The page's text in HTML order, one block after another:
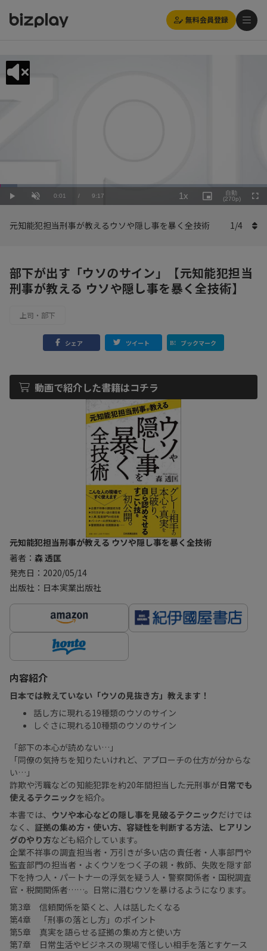
無料会員登録
Play UnmuteCurrent
0:01 / Duration
9:17
Loaded:
6.47%
1x
Rate
Picture-
in-
自動
(270p)
元知能犯担当刑事が教えるウソや隠し事を暴く全技術 1/4
部下が出す「ウソのサイン」【元知能犯担当
刑事が教える ウソや隠し事を暴く全技術】
上司・部下
シェア ツイート ブックマーク
動画で紹介した書籍はコチラ
元知能犯担当刑事が教える ウソや隠し事を暴く全技術
著者： 森 透匡
発売日：2020/05/14
出版社：日本実業出版社
内容紹介
日本では教えていない「ウソの見抜き方」教えます！
話し方に現れる19種類のウソのサイン
しぐさに現れる10種類のウソのサイン
「部下の本心が読めない…」
「同僚の気持ちを知りたいけれど、アプローチの仕方が分からな
い…」
詐欺や汚職などの知能犯罪を約20年間担当した元刑事が日常でも
使えるテクニックを紹介。
本書では、 ウソや本心などの隠し事を見破るテクニックだけでは
なく、 証拠の集め方・使い方、容疑性を判断する方法、ヒアリン
グのやり方なども紹介しています。
企業不祥事の調査担当者・万引きが多い店の責任者・人事部門や
監査部門の担当者・よくウソをつく子の親・教師、失敗を隠す部
下を持つ人・パートナーの浮気を疑う人・警察関係者・国税調査
官・税関関係者……。日常に潜むウソを暴けるようになります。
第3章 信頼関係を築くと、人は話したくなる
第4章 「刑事の落とし方」のポイント
第5章 真実を語らせる証拠の集め方と使い方
第7章 日常生活やビジネスの現場で怪しい相手を落とすケース